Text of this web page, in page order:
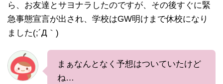
ら、お友達とサヨナラしたのですが、その後すぐに緊
急事態宣言が出され、学校はGW明けまで休校になり
ました(;´Д｀)
まぁなんとなく予想はついていたけど
ね…